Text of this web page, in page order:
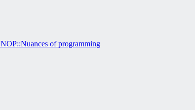
NOP::Nuances of programming